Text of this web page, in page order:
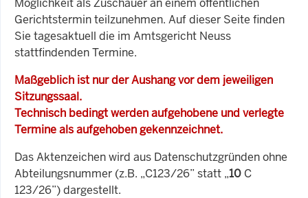
Gerichtstermin teilzunehmen. Auf dieser Seite finden
Sie tagesaktuell die im Amtsgericht Neuss
stattfindenden Termine.
Maßgeblich ist nur der Aushang vor dem jeweiligen
Sitzungssaal.
Technisch bedingt werden aufgehobene und verlegte
Termine als aufgehoben gekennzeichnet.
Das Aktenzeichen wird aus Datenschutzgründen ohne
Abteilungsnummer (z.B. „C123/26” statt „10 C
123/26”) dargestellt.